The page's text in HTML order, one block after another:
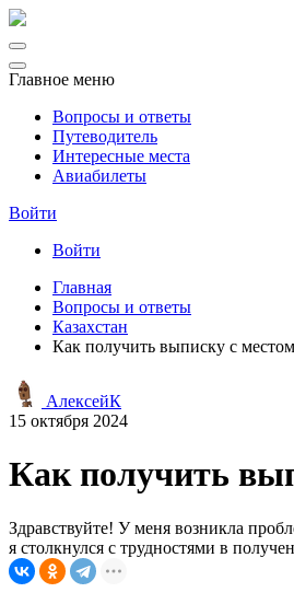
Главное меню
Вопросы и ответы
Путеводитель
Интересные места
Авиабилеты
Войти
Войти
Главная
Вопросы и ответы
Казахстан
Как получить выписку с
АлексейК
15 октября 2024
Как получить
Здравствуйте! У меня возникла
я столкнулся с трудностями в